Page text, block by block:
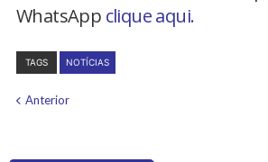
WhatsApp clique aqui.
TAGS NOTÍCIAS
Anterior